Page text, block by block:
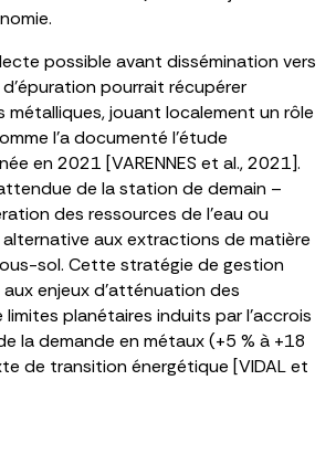
possible avant dissémination vers
pourrait récupérer
métalliques, jouant localement un rôle
l’a documenté l’étude
en 2021 [VARENNES et al., 2021].
de la station de demain –
des ressources de l’eau ou
alternative aux extractions de matière
sol. Cette stratégie de gestion
enjeux d’atténuation des
planétaires induits par l’accrois
la demande en métaux (+5 % à +18
de transition énergétique [VIDAL et